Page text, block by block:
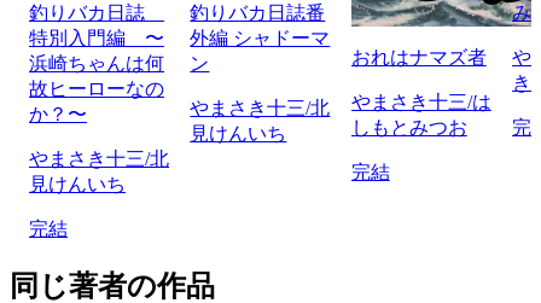
釣りバカ日誌
特別入門編 〜
浜崎ちゃんは何
故ヒーローなの
か？〜
やまさき十三/北
見けんいち
完結
釣りバカ日誌番
外編 シャドーマ
ン
やまさき十三/北
見けんいち
おれはナマズ者
やまさき十三/は
しもとみつお
完結
み
や
き
完
同じ著者の作品